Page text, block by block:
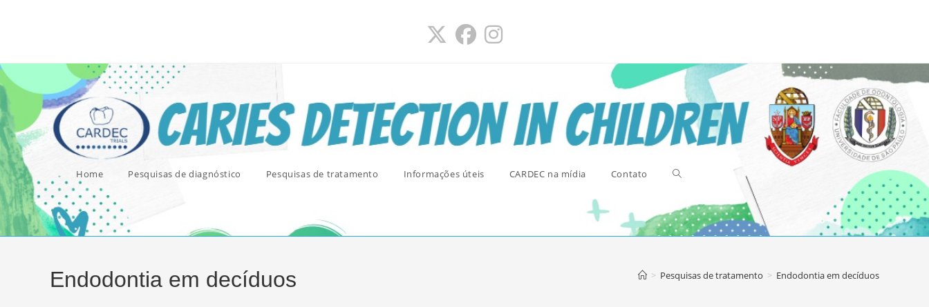
Home Pesquisas de diagnóstico Pesquisas de tratamento Informações úteis CARDEC na mídia Contato Alternar
Endodontia em decíduos > Pesquisas de tratamento > Endodontia em decíduos